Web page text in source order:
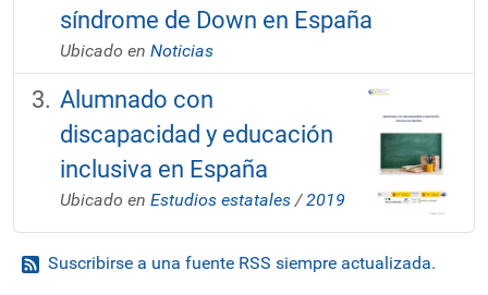
síndrome de Down en España
Ubicado en Noticias
Alumnado con
discapacidad y educación
inclusiva en España
Ubicado en Estudios estatales /2019
Suscribirse a una fuente RSS siempre actualizada.